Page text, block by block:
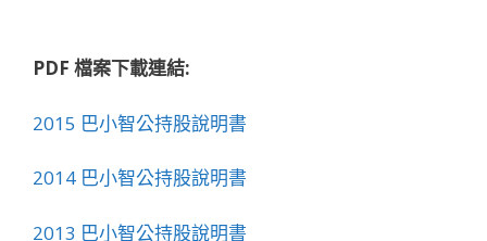
PDF 檔案下載連結:
2015 巴小智公持股說明書
2014 巴小智公持股說明書
2013 巴小智公持股說明書